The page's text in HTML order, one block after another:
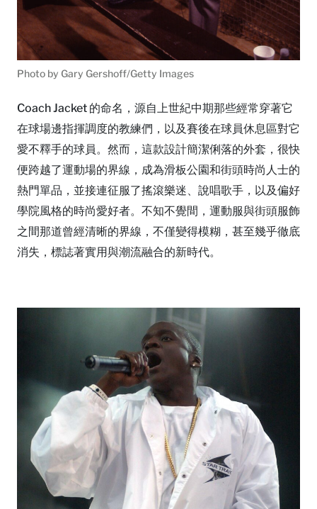
Photo by Gary Gershoff/Getty Images
Coach Jacket 的命名，源自上世紀中期那些經常穿著它
在球場邊指揮調度的教練們，以及賽後在球員休息區對它
愛不釋手的球員。然而，這款設計簡潔俐落的外套，很快
便跨越了運動場的界線，成為滑板公園和街頭時尚人士的
熱門單品，並接連征服了搖滾樂迷、說唱歌手，以及偏好
學院風格的時尚愛好者。不知不覺間，運動服與街頭服飾
之間那道曾經清晰的界線，不僅變得模糊，甚至幾乎徹底
消失，標誌著實用與潮流融合的新時代。